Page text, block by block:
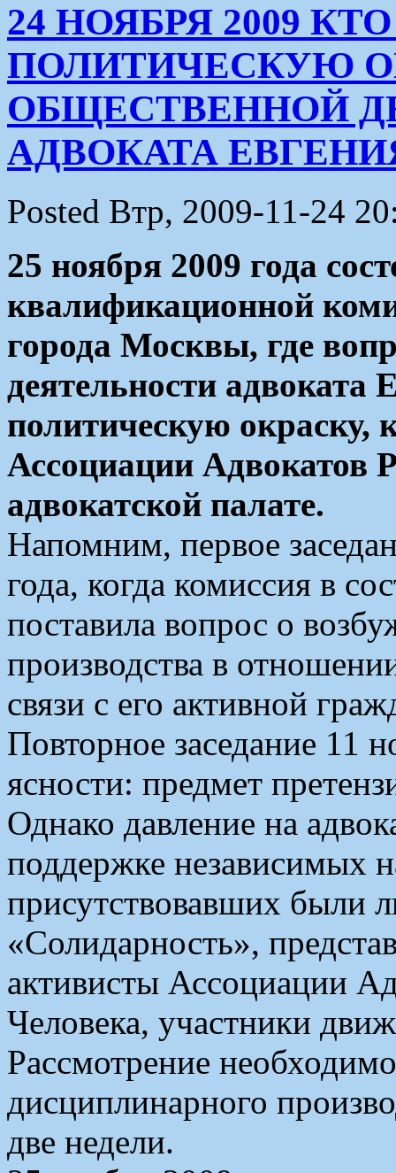
24 НОЯБРЯ 2009
ПОЛИТИЧЕСКУЮ
ОБЩЕСТВЕННОЙ
АДВОКАТА
Posted Втр, 2009-11-24
25 ноября 2009 года
квалификационной
города Москвы, где
деятельности адвоката
политическую окраску,
Ассоциации Адвокатов
адвокатской палате.
Напомним, первое
года, когда комиссия в
поставила вопрос о
производства в
связи с его активной
Повторное заседание 11
ясности: предмет
Однако давление на
поддержке независимых
присутствовавших были
«Солидарность»,
активисты Ассоциации
Человека, участники
Рассмотрение
дисциплинарного
две недели.